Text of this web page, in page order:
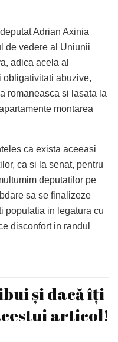
Adrian Axinia
de vedere al Uniunii
adica acela al
obligativitati abuzive,
romaneasca si lasata la
montarea
ca exista aceeasi
ca si la senat, pentru
deputatilor pe
sa se finalizeze
populatia in legatura cu
disconfort in randul
și dacă îți
articol!